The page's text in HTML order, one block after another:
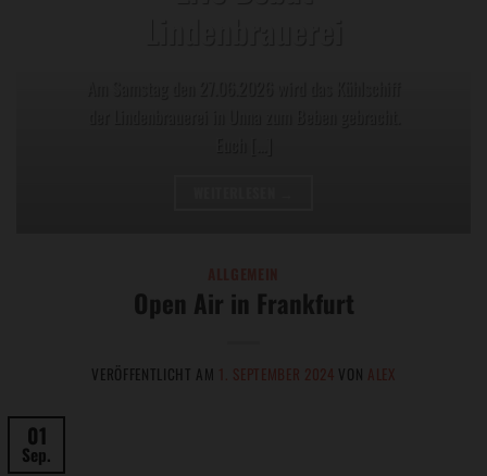
Open Air in Frankfurt
VERÖFFENTLICHT AM 1. SEPTEMBER 2024 VON ALEX
01
Sep.